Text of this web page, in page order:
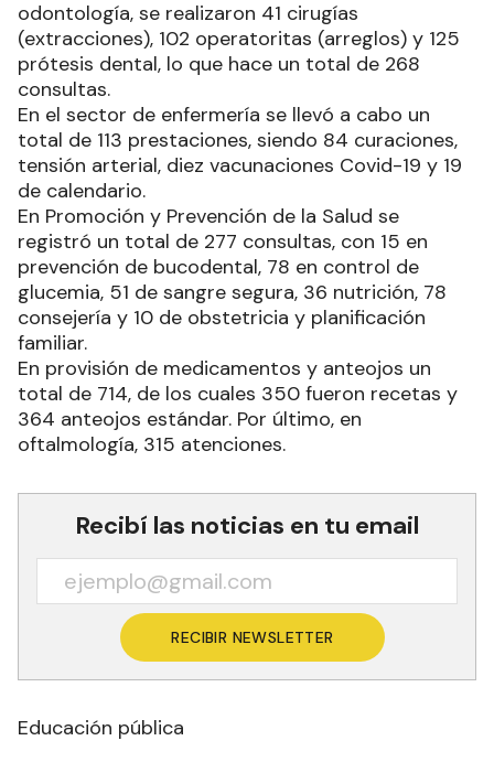
odontología, se realizaron 41 cirugías
(extracciones), 102 operatoritas (arreglos) y 125
prótesis dental, lo que hace un total de 268
consultas.
En el sector de enfermería se llevó a cabo un
total de 113 prestaciones, siendo 84 curaciones,
tensión arterial, diez vacunaciones Covid-19 y 19
de calendario.
En Promoción y Prevención de la Salud se
registró un total de 277 consultas, con 15 en
prevención de bucodental, 78 en control de
glucemia, 51 de sangre segura, 36 nutrición, 78
consejería y 10 de obstetricia y planificación
familiar.
En provisión de medicamentos y anteojos un
total de 714, de los cuales 350 fueron recetas y
364 anteojos estándar. Por último, en
oftalmología, 315 atenciones.
Recibí las noticias en tu email
RECIBIR NEWSLETTER
Educación pública